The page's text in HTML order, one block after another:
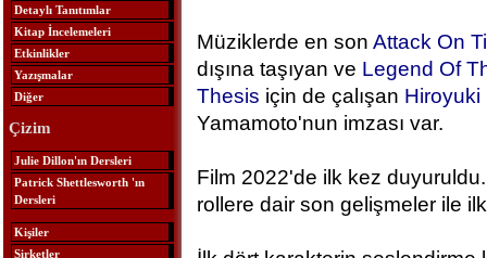
Detaylı Tanıtımlar
Kitap İncelemeleri
Etkinlikler
Yazışmalar
Diğer
Çizim
Julie Dillon'ın Dersleri
Patrick Shettlesworth 'ın
Dersleri
Kişiler
Şirketler
Müziklerde en son Attack On
dışına taşıyan ve Legend Of
Thesis için de çalışan Hiroyuki
Yamamoto'nun imzası var.
Film 2022'de ilk kez
rollere dair son gelişmeler ile ilk